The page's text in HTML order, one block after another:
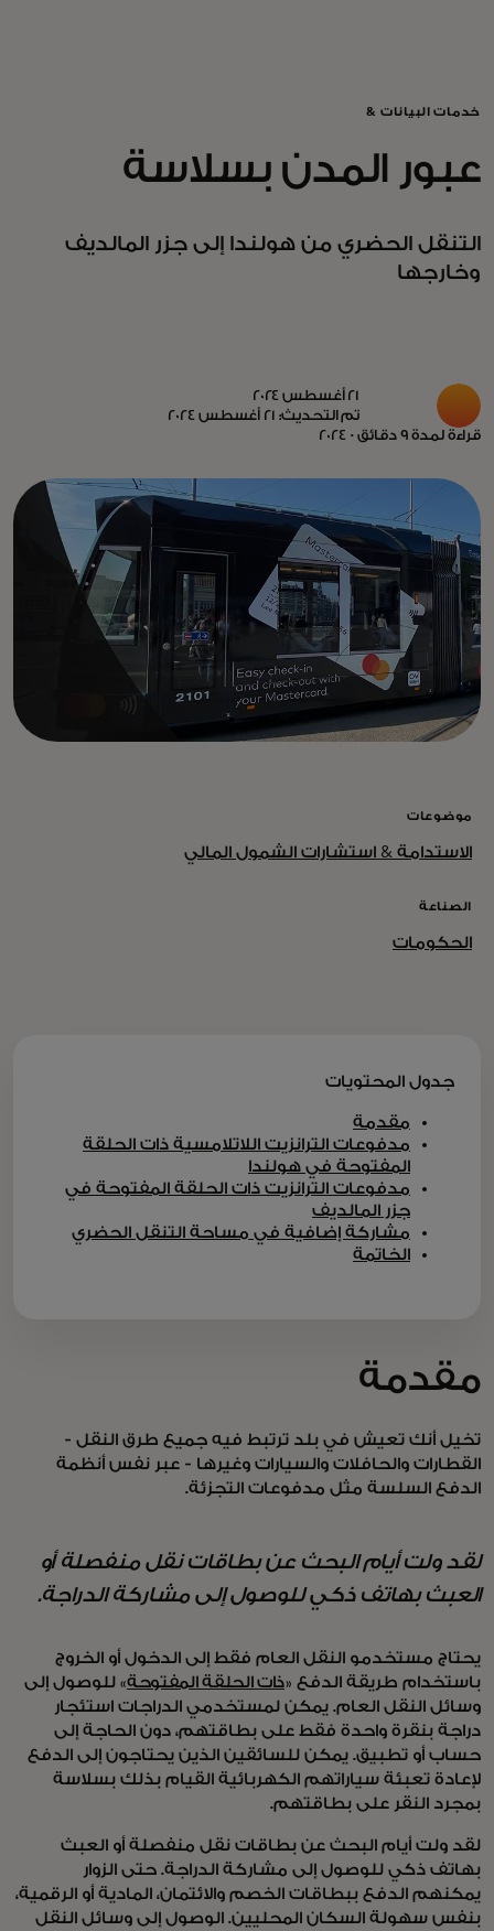
للأعمال
للمجتمع
للمبتكرين
خدمات البيانات &
عبور المدن بسلاسة
التنقل الحضري من هولندا إلى جزر المالديف
وخارجها
21 أغسطس 2024
تم التحديث: 21 أغسطس 2024
قراءة لمدة 9 دقائق · 2024
موضوعات
الاستدامة & استشارات الشمول المالي
الصناعة
الحكومات
جدول المحتويات
مقدمة
مدفوعات الترانزيت اللاتلامسية ذات الحلقة
المفتوحة في هولندا
مدفوعات الترانزيت ذات الحلقة المفتوحة في
جزر المالديف
مشاركة إضافية في مساحة التنقل الحضري
الخاتمة
مقدمة
تخيل أنك تعيش في بلد ترتبط فيه جميع طرق النقل -
القطارات والحافلات والسيارات وغيرها - عبر نفس أنظمة
الدفع السلسة مثل مدفوعات التجزئة.
لقد ولت أيام البحث عن بطاقات نقل منفصلة أو
العبث بهاتف ذكي للوصول إلى مشاركة الدراجة.
يحتاج مستخدمو النقل العام فقط إلى الدخول أو الخروج
باستخدام طريقة الدفع «ذات الحلقة المفتوحة» للوصول إلى
وسائل النقل العام. يمكن لمستخدمي الدراجات استئجار
دراجة بنقرة واحدة فقط على بطاقتهم، دون الحاجة إلى
حساب أو تطبيق. يمكن للسائقين الذين يحتاجون إلى الدفع
لإعادة تعبئة سياراتهم الكهربائية القيام بذلك بسلاسة
بمجرد النقر على بطاقتهم.
لقد ولت أيام البحث عن بطاقات نقل منفصلة أو العبث
بهاتف ذكي للوصول إلى مشاركة الدراجة. حتى الزوار
يمكنهم الدفع ببطاقات الخصم والائتمان، المادية أو الرقمية،
بنفس سهولة السكان المحليين. الوصول إلى وسائل النقل